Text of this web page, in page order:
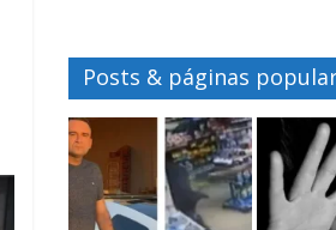
Posts & páginas